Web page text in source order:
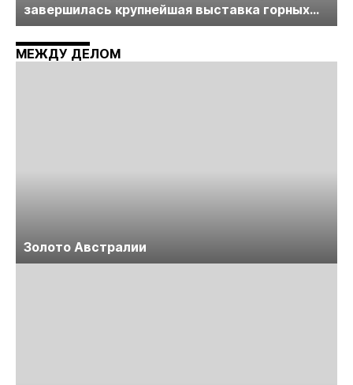
завершилась крупнейшая выставка горных
технологий «Недра России. Уголь России и
Майнинг»
МЕЖДУ ДЕЛОМ
Золото Австралии